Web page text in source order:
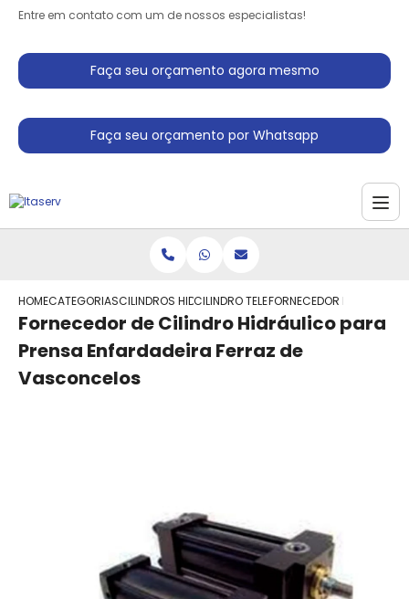
Entre em contato com um de nossos especialistas!
Faça seu orçamento agora mesmo
Faça seu orçamento por Whatsapp
HOMECATEGORIASCILINDROS HIDRAULICOCILINDRO TELESCOPICO HIDRAULICO
FORNECEDOR DE
Fornecedor de Cilindro Hidráulico para
Prensa Enfardadeira Ferraz de
Vasconcelos